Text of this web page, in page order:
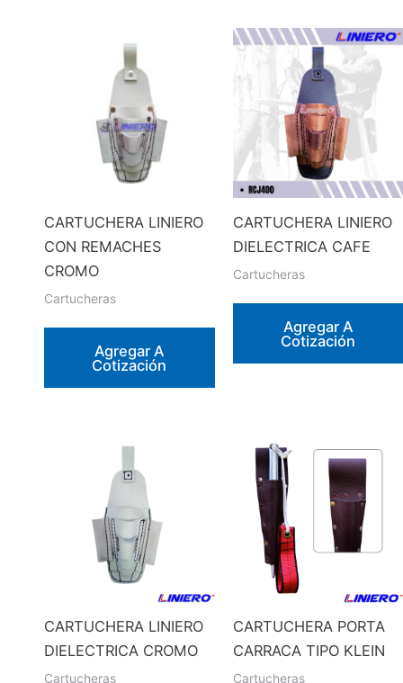
CARTUCHERA LINIERO
CON REMACHES
CROMO
Cartucheras
Agregar A
Cotización
CARTUCHERA LINIERO
DIELECTRICA CAFE
Cartucheras
Agregar A
Cotización
CARTUCHERA LINIERO
DIELECTRICA CROMO
Cartucheras
CARTUCHERA PORTA
CARRACA TIPO KLEIN
Cartucheras